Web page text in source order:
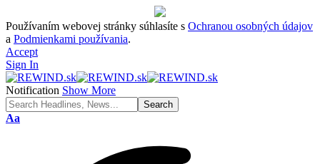
Používaním webovej stránky súhlasíte s Ochranou osobných údajov
a Podmienkami používania.
Accept
Sign In
Notification Show More
Font
Aa